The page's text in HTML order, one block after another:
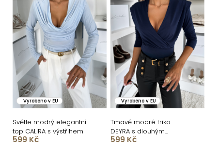
Vyrobeno v EU
Světle modrý elegantní
top CALIRA s výstřihem
599 Kč
Vyrobeno v EU
Tmavě modré triko
DEYRA s dlouhým
rukávem a výstřihem
599 Kč